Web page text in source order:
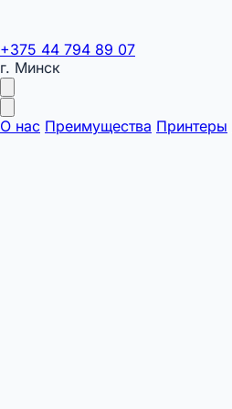
+375 44 794 89 07
г. Минск
О нас Преимущества Принтеры